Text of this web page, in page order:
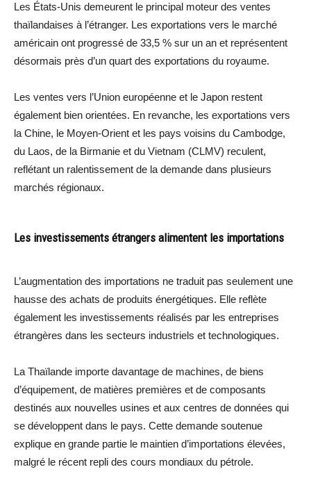
Les États-Unis demeurent le principal moteur des ventes
thaïlandaises à l’étranger. Les exportations vers le marché
américain ont progressé de 33,5 % sur un an et représentent
désormais près d’un quart des exportations du royaume.
Les ventes vers l’Union européenne et le Japon restent
également bien orientées. En revanche, les exportations vers
la Chine, le Moyen-Orient et les pays voisins du Cambodge,
du Laos, de la Birmanie et du Vietnam (CLMV) reculent,
reflétant un ralentissement de la demande dans plusieurs
marchés régionaux.
Les investissements étrangers alimentent les importations
L’augmentation des importations ne traduit pas seulement une
hausse des achats de produits énergétiques. Elle reflète
également les investissements réalisés par les entreprises
étrangères dans les secteurs industriels et technologiques.
La Thaïlande importe davantage de machines, de biens
d’équipement, de matières premières et de composants
destinés aux nouvelles usines et aux centres de données qui
se développent dans le pays. Cette demande soutenue
explique en grande partie le maintien d’importations élevées,
malgré le récent repli des cours mondiaux du pétrole.